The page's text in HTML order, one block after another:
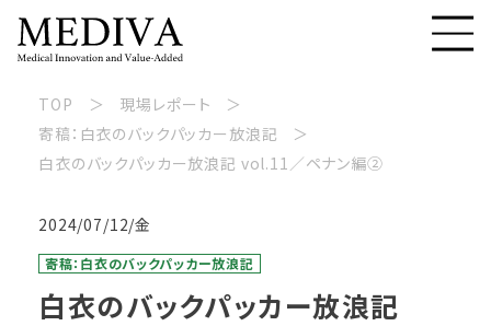
TOP
現場レポート
寄稿：白衣のバックパッカー放浪記
白衣のバックパッカー放浪記 vol.11／ペナン編②
2024/07/12/金
寄稿：白衣のバックパッカー放浪記
白衣のバックパッカー放浪記